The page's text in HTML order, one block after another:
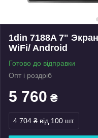
1din 7188A 7"
WiFi/ Android
Готово до відправки
Опт і роздріб
5 760 ₴
4 704 ₴ від 100 шт.